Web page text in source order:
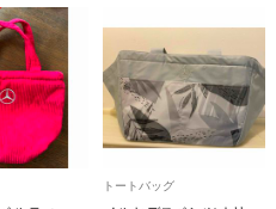
トートバッグ